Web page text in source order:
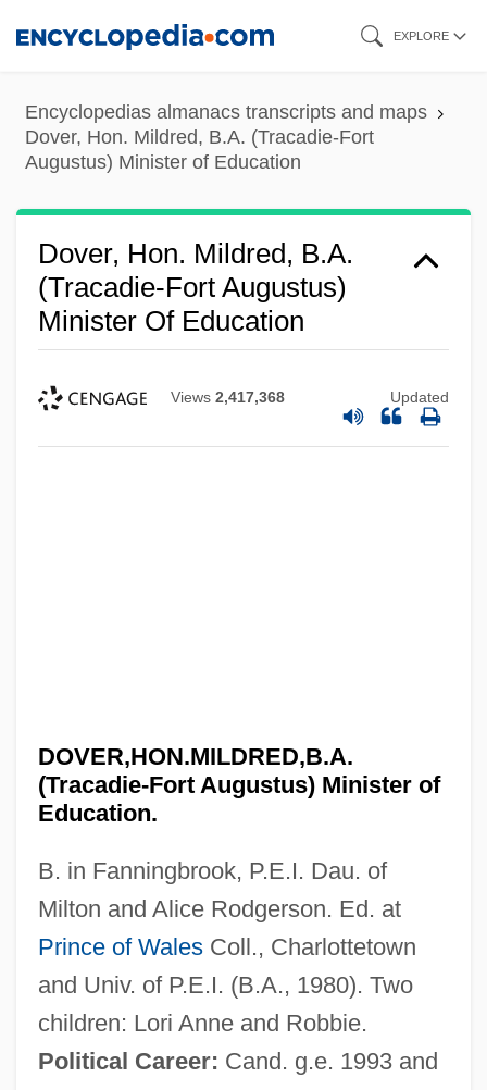
content
EXPLORE
Encyclopedias almanacs transcripts and maps
Dover, Hon. Mildred, B.A. (Tracadie-Fort
Augustus) Minister of Education
Dover, Hon. Mildred, B.A.
(Tracadie-Fort Augustus)
Minister Of Education
Views 2,417,368 Updated
DOVER,HON.MILDRED,B.A.
(Tracadie-Fort Augustus) Minister of
Education.
B. in Fanningbrook, P.E.I. Dau. of
Milton and Alice Rodgerson. Ed. at
Prince of WalesColl., Charlottetown
and Univ. of P.E.I. (B.A., 1980). Two
children: Lori Anne and Robbie.
Political Career: Cand. g.e. 1993 and